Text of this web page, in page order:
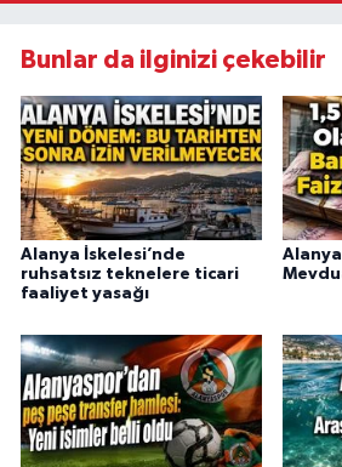
Bunlar da ilginizi çekebilir
Alanya İskelesi’nde
ruhsatsız teknelere ticari
faaliyet yasağı